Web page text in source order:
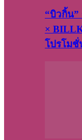
“บิวกิ้น”
×
โปรโมชั่